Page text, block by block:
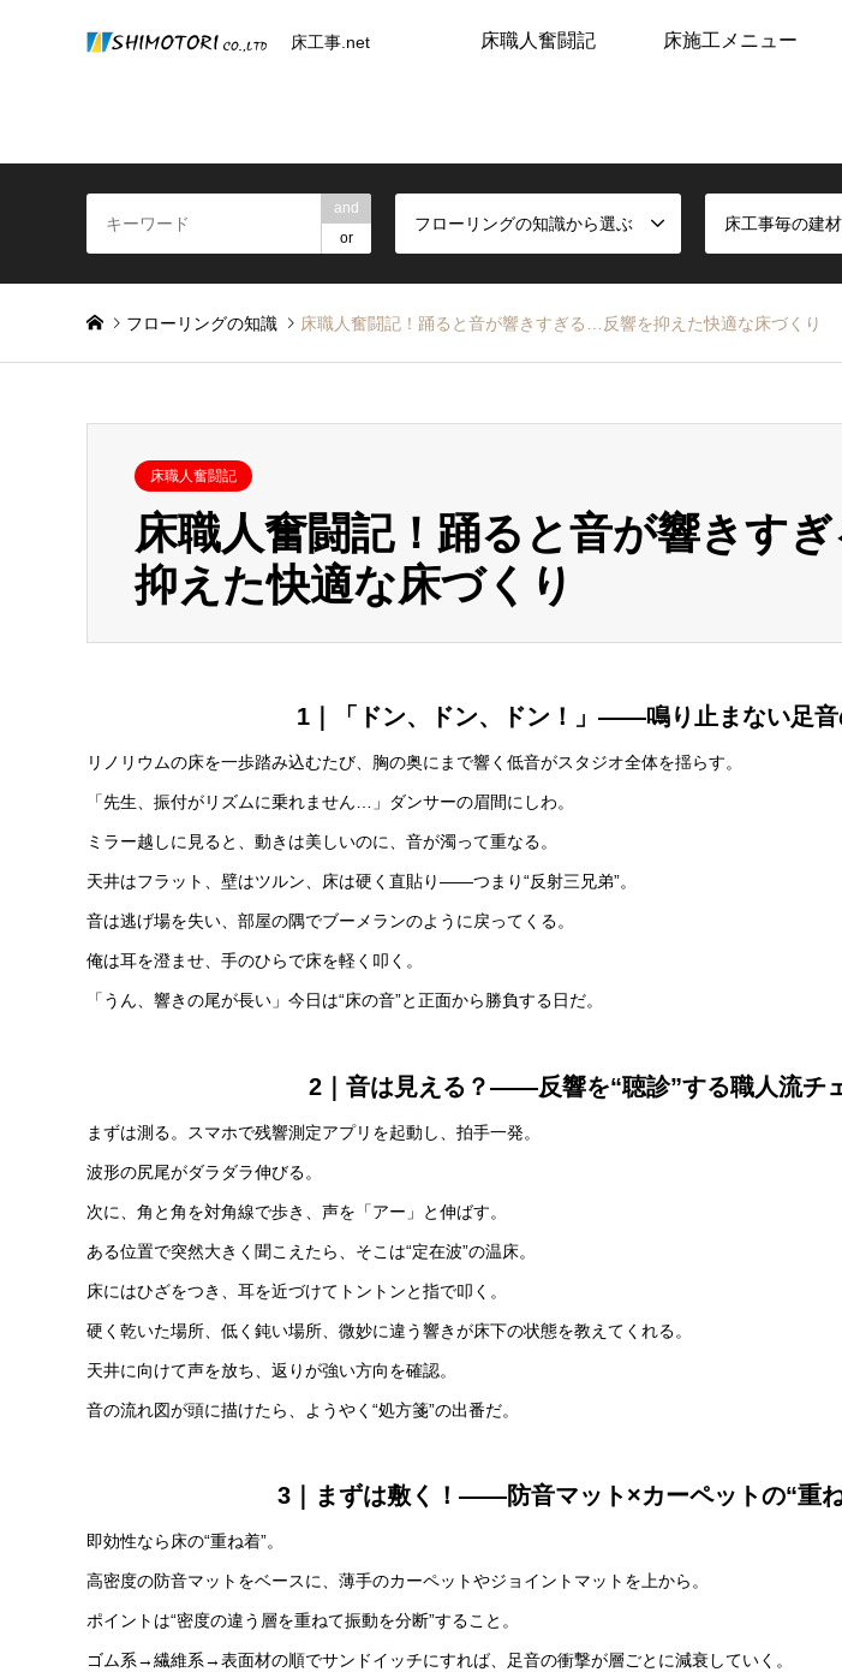
床工事.net 床職人奮闘記 床施工メニュー
and
or
フローリングの知識から選ぶ 床工事毎の建
フローリングの知識 床職人奮闘記！踊ると音が響きすぎる…反響を抑えた快適な床づくり
床職人奮闘記
床職人奮闘記！踊ると音が響きす
抑えた快適な床づくり
1｜「ドン、ドン、ドン！」——鳴り止まない足音
リノリウムの床を一歩踏み込むたび、胸の奥にまで響く低音がスタジオ全体を揺らす。
「先生、振付がリズムに乗れません…」ダンサーの眉間にしわ。
ミラー越しに見ると、動きは美しいのに、音が濁って重なる。
天井はフラット、壁はツルン、床は硬く直貼り——つまり“反射三兄弟”。
音は逃げ場を失い、部屋の隅でブーメランのように戻ってくる。
俺は耳を澄ませ、手のひらで床を軽く叩く。
「うん、響きの尾が長い」今日は“床の音”と正面から勝負する日だ。
2｜音は見える？——反響を“聴診”する職人流チ
まずは測る。スマホで残響測定アプリを起動し、拍手一発。
波形の尻尾がダラダラ伸びる。
次に、角と角を対角線で歩き、声を「アー」と伸ばす。
ある位置で突然大きく聞こえたら、そこは“定在波”の温床。
床にはひざをつき、耳を近づけてトントンと指で叩く。
硬く乾いた場所、低く鈍い場所、微妙に違う響きが床下の状態を教えてくれる。
天井に向けて声を放ち、返りが強い方向を確認。
音の流れ図が頭に描けたら、ようやく“処方箋”の出番だ。
3｜まずは敷く！——防音マット×カーペットの“重
即効性なら床の“重ね着”。
高密度の防音マットをベースに、薄手のカーペットやジョイントマットを上から。
ポイントは“密度の違う層を重ねて振動を分断”すること。
ゴム系→繊維系→表面材の順でサンドイッチにすれば、足音の衝撃が層ごとに減衰していく。